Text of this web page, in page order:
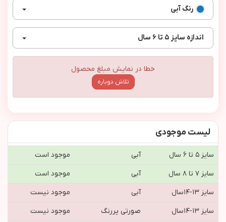
رنگ آبی
اندازه سایز ۵ تا ۶ سال
خطا در نمایش مبلغ محصول
تلاش دوباره
لیست موجودی
سایز ۵ تا ۶ سال آبی
موجود است
سایز ۷ تا ۸ سال
آبی
موجود است
سايز ١٣-١٤سال
آبی
موجود نیست
سايز ١٣-١٤سال
صورتي پررنگ
موجود نیست